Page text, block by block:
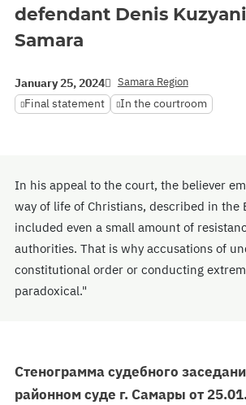
defendant Denis
Samara
January 25, 2024 Samara Region
Final statement In the courtroom
In his appeal to the court, the believer
way of life of Christians, described in the
included even a small amount of
authorities. That is why accusations of
constitutional order or conducting
paradoxical."
Стенограмма судебного
районном суде г. Самары от